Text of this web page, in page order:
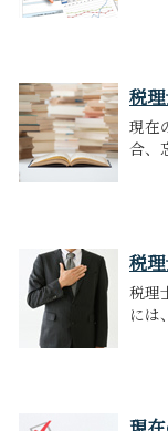
税
現在
合、
税
税理
には